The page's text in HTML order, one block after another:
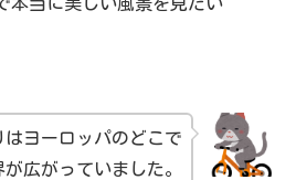
ヨーロッパのどこで
広がっていました。